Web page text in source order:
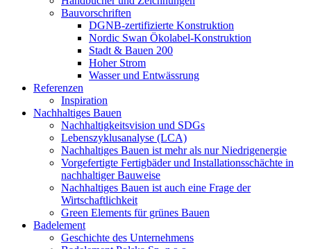
Bauvorschriften
DGNB-zertifizierte Konstruktion
Nordic Swan Ökolabel-Konstruktion
Stadt & Bauen 200
Hoher Strom
Wasser und Entwässrung
Referenzen
Inspiration
Nachhaltiges Bauen
Nachhaltigkeitsvision und SDGs
Lebenszyklusanalyse (LCA)
Nachhaltiges Bauen ist mehr als nur Niedrigenergie
Vorgefertigte Fertigbäder und Installationsschächte in
nachhaltiger Bauweise
Nachhaltiges Bauen ist auch eine Frage der
Wirtschaftlichkeit
Green Elements für grünes Bauen
Badelement
Geschichte des Unternehmens